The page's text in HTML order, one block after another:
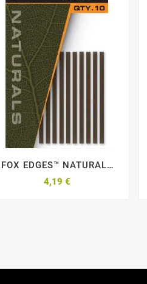
FOX EDGES™ NATURALS
4,19 €